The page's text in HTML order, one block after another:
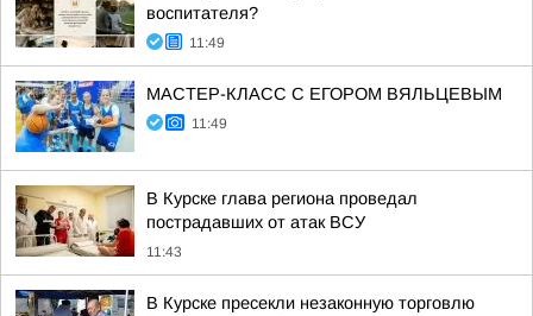
воспитателя?
11:49
МАСТЕР-КЛАСС С ЕГОРОМ ВЯЛЬЦЕВЫМ
11:49
В Курске глава региона проведал
пострадавших от атак ВСУ
11:43
В Курске пресекли незаконную торговлю